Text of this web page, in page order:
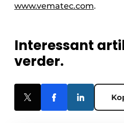
www.vematec.com.
Interessant
verder.